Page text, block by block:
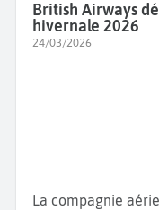
British Airways
hivernale 2026
24/03/2026
La compagnie